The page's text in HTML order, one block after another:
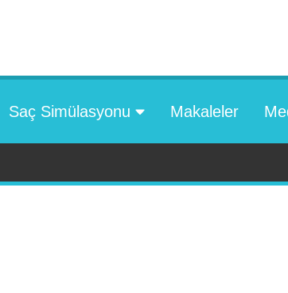
Saç Simülasyonu Makaleler